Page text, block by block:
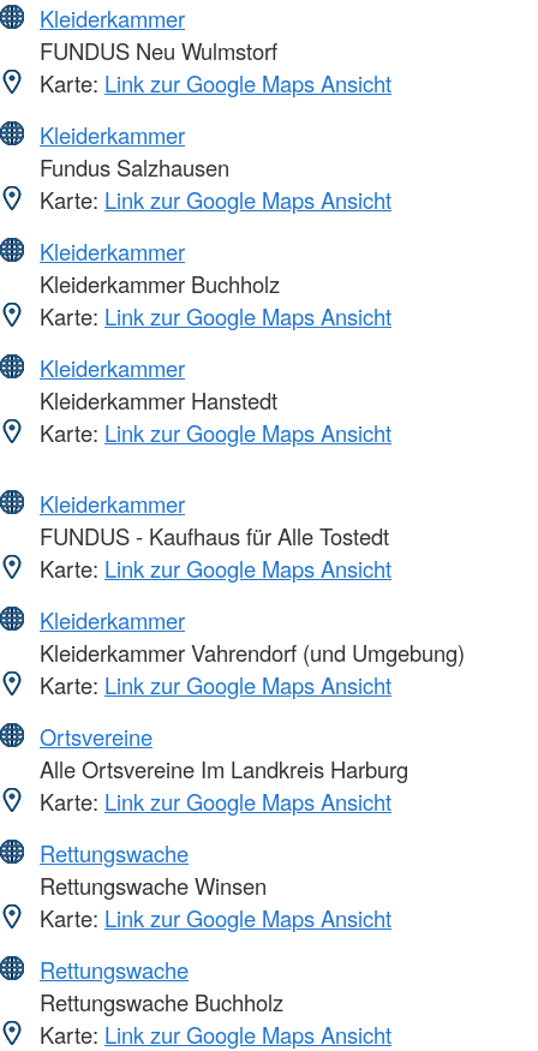
Kleiderkammer
FUNDUS Neu Wulmstorf
Karte: Link zur Google Maps Ansicht
Kleiderkammer
Fundus Salzhausen
Karte: Link zur Google Maps Ansicht
Kleiderkammer
Kleiderkammer Buchholz
Karte: Link zur Google Maps Ansicht
Kleiderkammer
Kleiderkammer Hanstedt
Karte: Link zur Google Maps Ansicht
Kleiderkammer
FUNDUS - Kaufhaus für Alle Tostedt
Karte: Link zur Google Maps Ansicht
Kleiderkammer
Kleiderkammer Vahrendorf (und Umgebung)
Karte: Link zur Google Maps Ansicht
Ortsvereine
Alle Ortsvereine Im Landkreis Harburg
Karte: Link zur Google Maps Ansicht
Rettungswache
Rettungswache Winsen
Karte: Link zur Google Maps Ansicht
Rettungswache
Rettungswache Buchholz
Karte: Link zur Google Maps Ansicht